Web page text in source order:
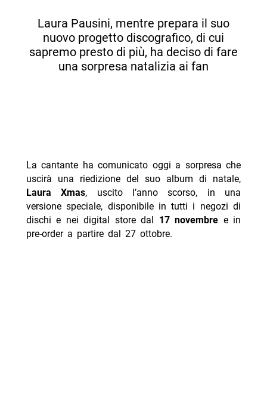
Laura Pausini, mentre prepara il suo
nuovo progetto discografico, di cui
sapremo presto di più, ha deciso di fare
una sorpresa natalizia ai fan
La cantante ha comunicato oggi a sorpresa che
uscirà una riedizione del suo album di natale,
Laura Xmas, uscito l’anno scorso, in una
versione speciale, disponibile in tutti i negozi di
dischi e nei digital store dal
17 novembre e in
pre-order a partire dal 27 ottobre.